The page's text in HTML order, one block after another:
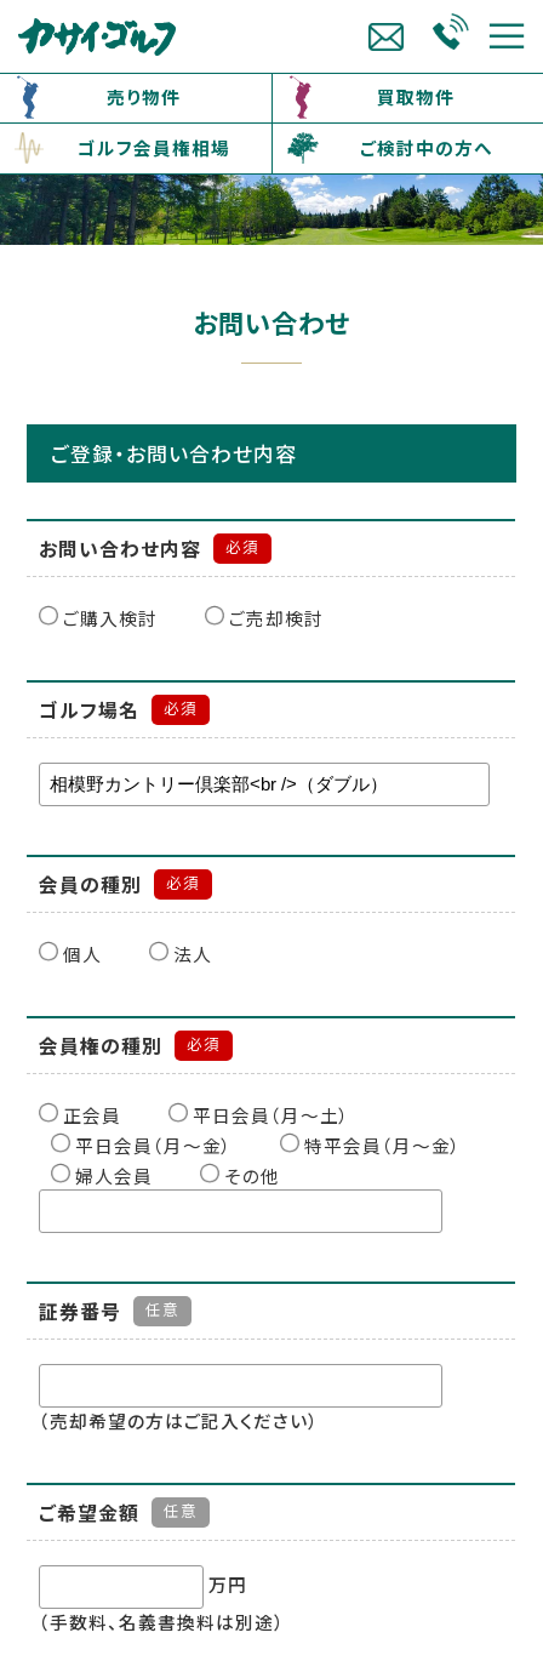
売り物件
買取物件
ゴルフ会員権相場
ご検討中の方へ
お問い合わせ
ご登録・お問い合わせ内容
お問い合わせ内容 必須
ご購入検討 ご売却検討
ゴルフ場名 必須
会員の種別 必須
個人 法人
会員権の種別 必須
正会員
平日会員（月〜土）
平日会員（月〜金）
特平会員（月〜金）
婦人会員
その他
証券番号 任意
（売却希望の方はご記入ください）
ご希望金額 任意
万円
（手数料、名義書換料は別途）